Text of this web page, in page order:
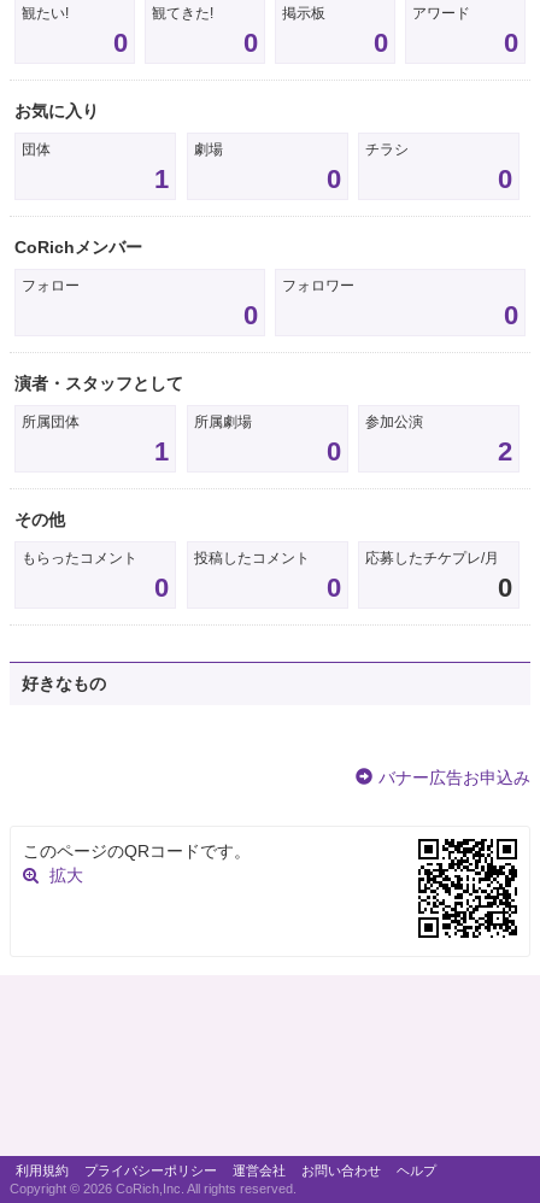
観たい!
0
観てきた!
0
掲示板
0
アワード
0
お気に入り
団体
1
劇場
0
チラシ
0
CoRichメンバー
フォロー
0
フォロワー
0
演者・スタッフとして
所属団体
1
所属劇場
0
参加公演
2
その他
もらったコメント
0
投稿したコメント
0
応募したチケプレ/月
0
好きなもの
バナー広告お申込み
このページのQRコードです。
拡大
利用規約 プライバシーポリシー 運営会社 お問い合わせ
ヘルプ
Copyright © 2026 CoRich,Inc. All rights reserved.